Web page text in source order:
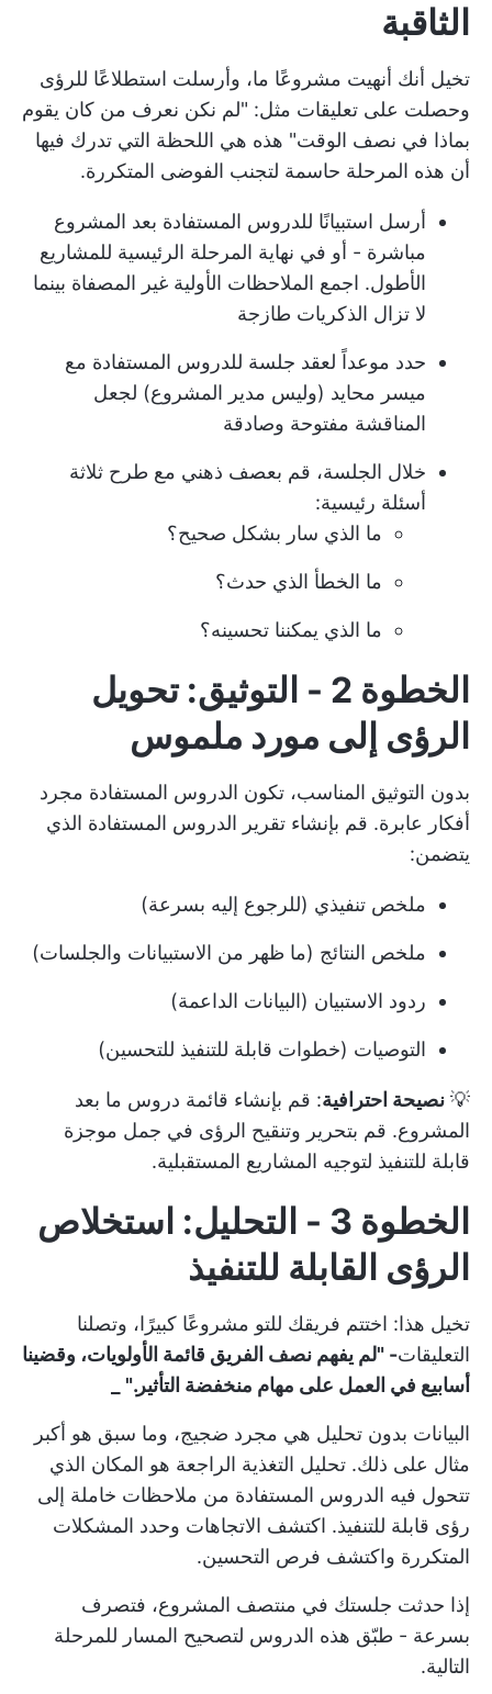
الثاقبة
تخيل أنك أنهيت مشروعًا ما، وأرسلت استطلاعًا للرؤى
وحصلت على تعليقات مثل: "لم نكن نعرف من كان يقوم
بماذا في نصف الوقت" هذه هي اللحظة التي تدرك فيها
أن هذه المرحلة حاسمة لتجنب الفوضى المتكررة.
أرسل استبيانًا للدروس المستفادة بعد المشروع
مباشرة - أو في نهاية المرحلة الرئيسية للمشاريع
الأطول. اجمع الملاحظات الأولية غير المصفاة بينما
لا تزال الذكريات طازجة
حدد موعداً لعقد جلسة للدروس المستفادة مع
ميسر محايد (وليس مدير المشروع) لجعل
المناقشة مفتوحة وصادقة
خلال الجلسة، قم بعصف ذهني مع طرح ثلاثة
أسئلة رئيسية:
ما الذي سار بشكل صحيح؟
ما الخطأ الذي حدث؟
ما الذي يمكننا تحسينه؟
الخطوة 2 - التوثيق: تحويل
الرؤى إلى مورد ملموس
بدون التوثيق المناسب، تكون الدروس المستفادة مجرد
أفكار عابرة. قم بإنشاء تقرير الدروس المستفادة الذي
يتضمن:
ملخص تنفيذي (للرجوع إليه بسرعة)
ملخص النتائج (ما ظهر من الاستبيانات والجلسات)
ردود الاستبيان (البيانات الداعمة)
التوصيات (خطوات قابلة للتنفيذ للتحسين)
💡 نصيحة احترافية: قم بإنشاء قائمة دروس ما بعد
المشروع. قم بتحرير وتنقيح الرؤى في جمل موجزة
قابلة للتنفيذ لتوجيه المشاريع المستقبلية.
الخطوة 3 - التحليل: استخلاص
الرؤى القابلة للتنفيذ
تخيل هذا: اختتم فريقك للتو مشروعًا كبيرًا، وتصلنا
التعليقات- "لم يفهم نصف الفريق قائمة الأولويات، وقضينا
أسابيع في العمل على مهام منخفضة التأثير." _
البيانات بدون تحليل هي مجرد ضجيج، وما سبق هو أكبر
مثال على ذلك. تحليل التغذية الراجعة هو المكان الذي
تتحول فيه الدروس المستفادة من ملاحظات خاملة إلى
رؤى قابلة للتنفيذ. اكتشف الاتجاهات وحدد المشكلات
المتكررة واكتشف فرص التحسين.
إذا حدثت جلستك في منتصف المشروع، فتصرف
بسرعة - طبّق هذه الدروس لتصحيح المسار للمرحلة
التالية.